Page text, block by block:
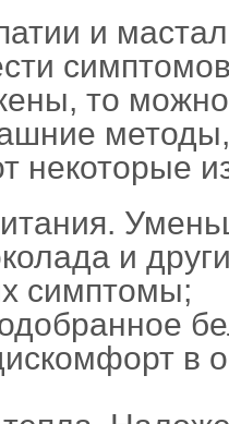
и
то
некоторые
и
симптомы;
в